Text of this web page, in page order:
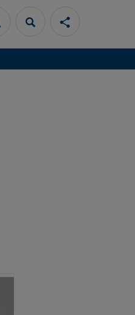
Connexion Rechercher
page